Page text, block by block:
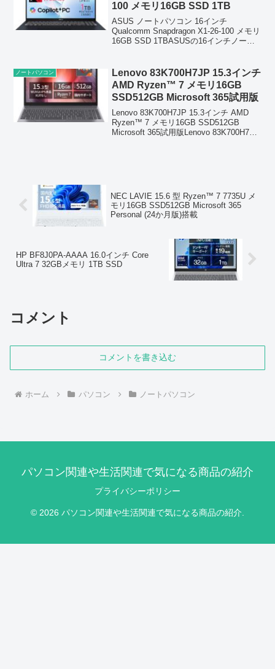
100 メモリ16GB SSD 1TB
ASUS ノートパソコン 16インチ
Qualcomm Snapdragon X1-26-100 メモリ
16GB SSD 1TBASUSの16インチノート
ノートパソコン
Lenovo 83K700H7JP 15.3インチ
AMD Ryzen™ 7 メモリ16GB
SSD512GB Microsoft 365試用版
Lenovo 83K700H7JP 15.3インチ AMD
Ryzen™ 7 メモリ16GB SSD512GB
Microsoft 365試用版Lenovo 83K700H7JP
NEC LAVIE 15.6 型 Ryzen™ 7 7735U メ
モリ16GB SSD512GB Microsoft 365
Personal (24か月版)搭載
HP BF8J0PA-AAAA 16.0インチ Core
Ultra 7 32GBメモリ 1TB SSD
コメント
コメントを書き込む
ホーム パソコン ノートパソコン
パソコン関連や生活関連で気になる商品の紹介
プライバシーポリシー
© 2026 パソコン関連や生活関連で気になる商品の紹介.